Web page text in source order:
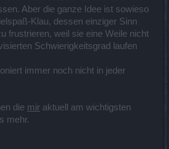
Aber die ganze Idee ist sowieso
Klau, dessen einziger Sinn
frustrieren, weil sie eine Weile nicht
Schwierigkeitsgrad laufen
immer noch nicht in jeder
die mir aktuell am wichtigsten
mehr.